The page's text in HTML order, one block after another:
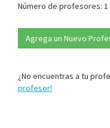
Número de profesores: 1
Agrega un Nuevo
¿No encuentras a tu
profesor!